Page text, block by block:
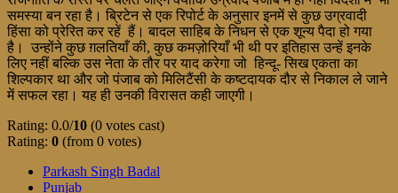
समस्या बन रहा है। ब्रिटेन से एक रिपोर्ट के अनुसार इनमें से कुछ उग्रवादी
हिंसा को प्रेरित कर रहें हैं। बादल साहिब के निधन से एक शून्य पैदा हो गया
है। उन्होंने कुछ ग़लतियाँ की, कुछ कमज़ोरियाँ भी थी पर इतिहास उन्हें इनके
लिए नहीं बल्कि उस नेता के तौर पर याद करेगा जो हिन्दू- सिख एकता का
शिल्पकार था और जो पंजाब को मिलिटैंसी के कष्टदायक दौर से निकाल ले जाने
में सफल रहा। यह ही उनकी विरासत कही जाएगी।
Rating: 0.0/10 (0 votes cast)
Rating: 0 (from 0 votes)
Parkash Singh Badal
Punjab